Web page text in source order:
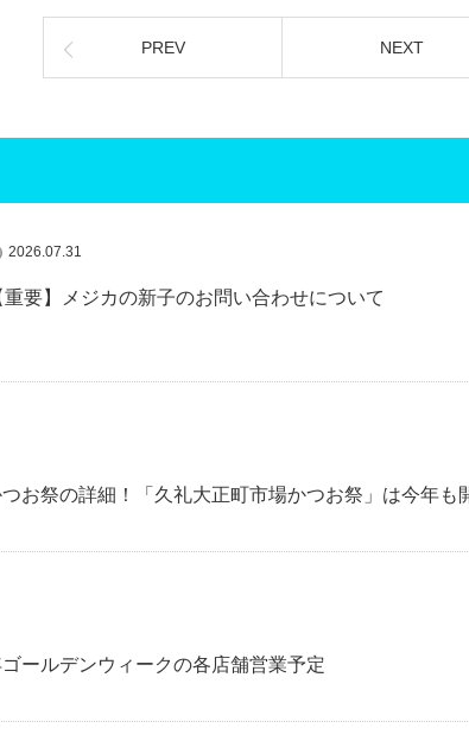
PREV NEXT
2026.07.31
重要】メジカの新子のお問い合わせについて
つお祭の詳細！「久礼大正町市場かつお祭」は今年も
ゴールデンウィークの各店舗営業予定